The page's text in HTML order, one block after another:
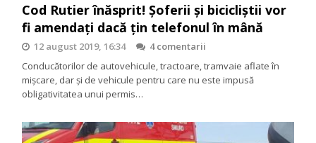
Cod Rutier înăsprit! Șoferii și bicicliștii vor
fi amendați dacă țin telefonul în mână
12 august 2019, 16:34
4 comentarii
Conducătorilor de autovehicule, tractoare, tramvaie aflate în
mișcare, dar și de vehicule pentru care nu este impusă
obligativitatea unui permis…